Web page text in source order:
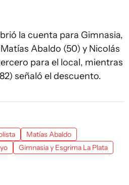
la cuenta para Gimnasia,
Abaldo (50) y Nicolás
para el local, mientras
señaló el descuento.
Matías Abaldo
Gimnasia y Esgrima La Plata